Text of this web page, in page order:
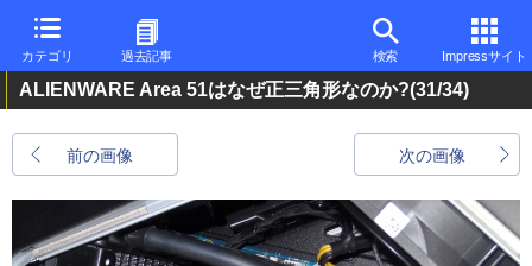
カテゴリ 過去記事 検索 Impressサイト
ALIENWARE Area 51はなぜ正三角形なのか?(31/34)
前の画像 次の画像